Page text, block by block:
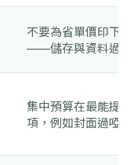
不要為省單價印下
——儲存與資料過時
集中預算在最能提
項，例如封面過啞膜